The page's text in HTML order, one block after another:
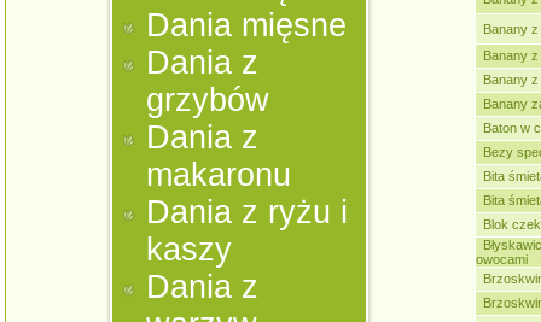
Dania mięsne
Dania z
grzybów
Dania z
makaronu
Dania z ryżu i
kaszy
Dania z
Banany
Banany
Banany
Banany
Baton w
Bezy
Bita
Bita
Blok
owocami